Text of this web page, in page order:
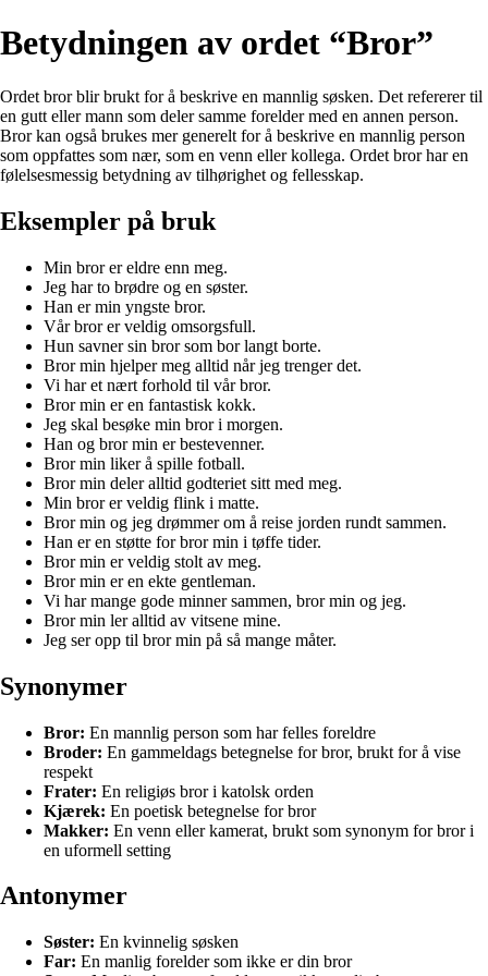
Betydningen av ordet “Bror”
Ordet bror blir brukt for å beskrive en mannlig søsken. Det refererer til
en gutt eller mann som deler samme forelder med en annen person.
Bror kan også brukes mer generelt for å beskrive en mannlig person
som oppfattes som nær, som en venn eller kollega. Ordet bror har en
følelsesmessig betydning av tilhørighet og fellesskap.
Eksempler på bruk
Min bror er eldre enn meg.
Jeg har to brødre og en søster.
Han er min yngste bror.
Vår bror er veldig omsorgsfull.
Hun savner sin bror som bor langt borte.
Bror min hjelper meg alltid når jeg trenger det.
Vi har et nært forhold til vår bror.
Bror min er en fantastisk kokk.
Jeg skal besøke min bror i morgen.
Han og bror min er bestevenner.
Bror min liker å spille fotball.
Bror min deler alltid godteriet sitt med meg.
Min bror er veldig flink i matte.
Bror min og jeg drømmer om å reise jorden rundt sammen.
Han er en støtte for bror min i tøffe tider.
Bror min er veldig stolt av meg.
Bror min er en ekte gentleman.
Vi har mange gode minner sammen, bror min og jeg.
Bror min ler alltid av vitsene mine.
Jeg ser opp til bror min på så mange måter.
Synonymer
Bror: En mannlig person som har felles foreldre
Broder: En gammeldags betegnelse for bror, brukt for å vise
respekt
Frater: En religiøs bror i katolsk orden
Kjærek: En poetisk betegnelse for bror
Makker: En venn eller kamerat, brukt som synonym for bror i
en uformell setting
Antonymer
Søster: En kvinnelig søsken
Far: En manlig forelder som ikke er din bror